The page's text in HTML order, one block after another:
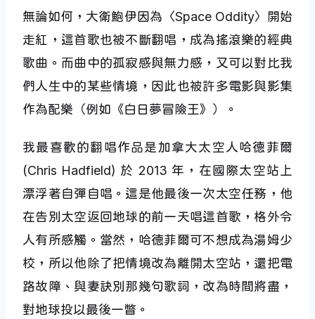
無論如何，大衛鮑伊因為〈Space Oddity〉開始
走紅，這首歌也被不斷翻唱，成為搖滾樂的經典
歌曲。而曲中的孤寂感與無力感，又可以對比我
們人生中的某些情境，因此也被許多電影與影集
作為配樂（例如《白日夢冒險王》）。
我最喜歡的翻唱作品是加拿大太空人哈德菲爾
(Chris Hadfield) 於 2013 年，在國際太空站上
漂浮著自彈自唱。這是他最後一次太空任務，他
在告別太空返回地球的前一天唱這首歌，格外令
人有所感觸。當然，哈德菲爾可不想成為湯姆少
校，所以他除了把情境改為離開太空站，還把電
路故障、與妻訣別那幾句歌詞，改為時間將盡，
對地球投以最後一瞥。